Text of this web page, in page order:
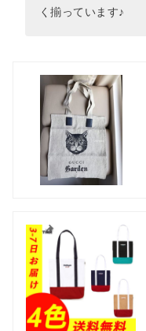
く揃っています♪